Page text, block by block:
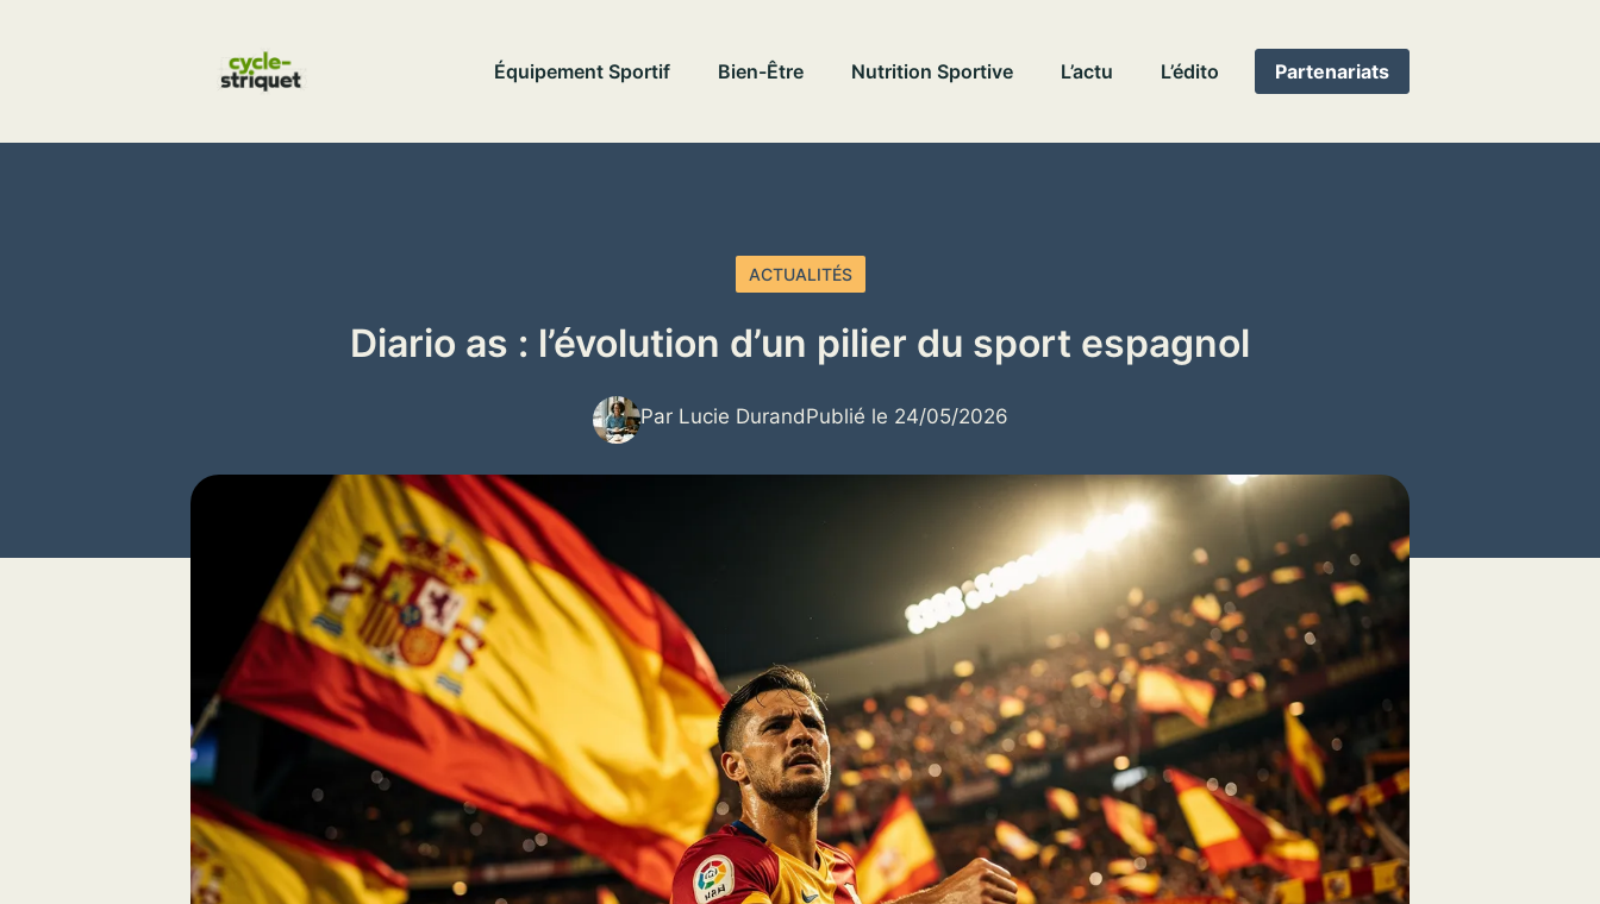
Équipement Sportif Bien-Être Nutrition Sportive L’actu L’édito Partenariats
ACTUALITÉS
Diario as : l’évolution d’un pilier du sport espagnol
Par Lucie DurandPublié le 24/05/2026